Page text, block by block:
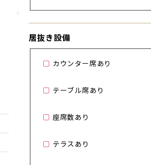
居抜き設備
カウンター席あり
テーブル席あり
座席数あり
テラスあり